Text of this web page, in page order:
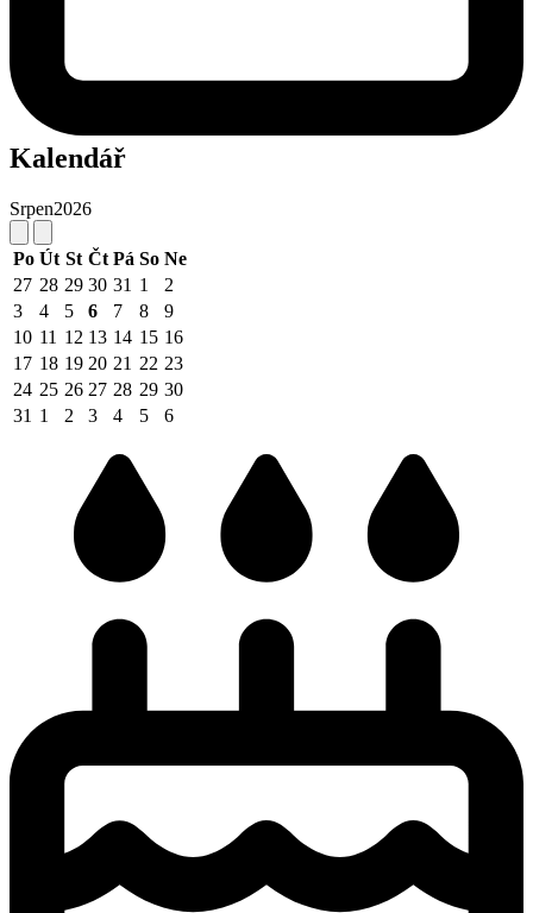
Kalendář
Srpen2026
Po Út St Čt Pá So Ne
27 28 29 30 31 1
2
3
4 5 6 7 8
9
10 11 12 13 14 15 16
17 18 19 20 21 22 23
24 25 26 27 28 29 30
31 1 2 3 4 5 6